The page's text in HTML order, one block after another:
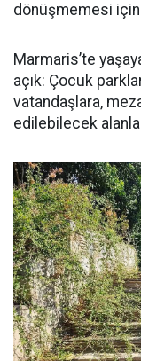
dönüşmemesi için
Marmaris’te
açık: Çocuk
vatandaşlara,
edilebilecek